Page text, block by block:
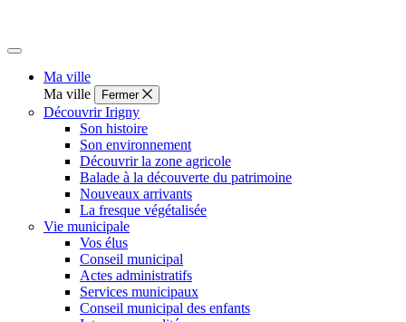
Ma ville
Ma ville
Fermer
Découvrir Irigny
Son histoire
Son environnement
Découvrir la zone agricole
Balade à la découverte du patrimoine
Nouveaux arrivants
La fresque végétalisée
Vie municipale
Vos élus
Conseil municipal
Actes administratifs
Services municipaux
Conseil municipal des enfants